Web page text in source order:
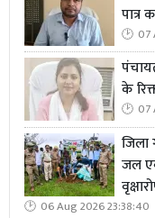
पात्र
07
के
07
जिला
जल
06 Aug 2026 23:38:40